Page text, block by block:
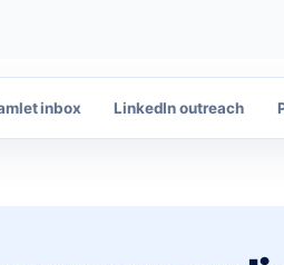
inbox LinkedIn outreach